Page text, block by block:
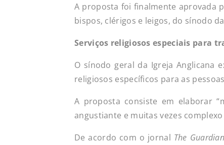
A proposta foi finalmente aprovada
bispos, clérigos e leigos, do sínodo
Serviços religiosos especiais para
O sínodo geral da Igreja Anglicana
religiosos específicos para as
A proposta consiste em elaborar
angustiante e muitas vezes
De acordo com o jornal The Guardian